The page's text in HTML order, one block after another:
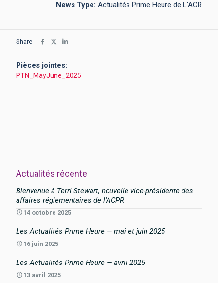
News Type: Actualités Prime Heure de L'ACR
Share
Pièces jointes:
PTN_MayJune_2025
Actualités récente
Bienvenue à Terri Stewart, nouvelle vice-présidente des
affaires réglementaires de l’ACPR
14 octobre 2025
Les Actualités Prime Heure — mai et juin 2025
16 juin 2025
Les Actualités Prime Heure — avril 2025
13 avril 2025